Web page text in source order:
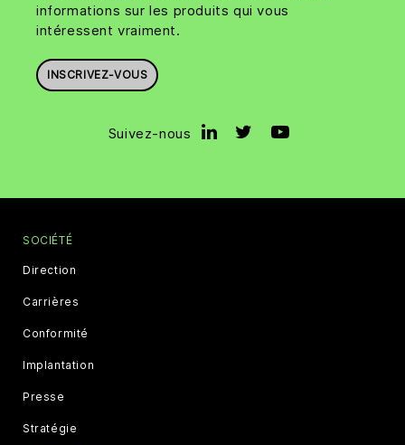
informations sur les produits qui vous
intéressent vraiment.
INSCRIVEZ-VOUS
Suivez-nous
SOCIÉTÉ
Direction
Carrières
Conformité
Implantation
Presse
Stratégie